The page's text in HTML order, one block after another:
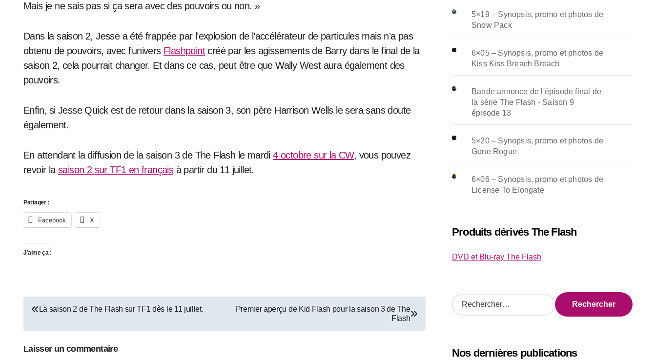
Mais je ne sais pas si ça sera avec des pouvoirs ou non. »
Dans la saison 2, Jesse a été frappée par l’explosion de l’accélérateur de particules mais n’a pas
obtenu de pouvoirs, avec l’univers Flashpointcréé par les agissements de Barry dans le final de la
saison 2, cela pourrait changer. Et dans ce cas, peut être que Wally West aura également des
pouvoirs.
Enfin, si Jesse Quick est de retour dans la saison 3, son père Harrison Wells le sera sans doute
également.
En attendant la diffusion de la saison 3 de The Flash le mardi4 octobre sur la CW, vous pouvez
revoir lasaison 2 sur TF1 en françaisà partir du 11 juillet.
Partager :
Facebook X
J’aime ça :
Navigation
de
l’article
La saison 2 de The Flash sur TF1 dès le 11 juillet.
Premier aperçu de Kid Flash pour la saison 3 de The
Flash
Laisser un commentaire
5×19 – Synopsis, promo et photos de
Snow Pack
6×05 – Synopsis, promo et photos de
Kiss Kiss Breach Breach
Bande annonce de l'épisode final de
la série The Flash - Saison 9
épisode 13
5×20 – Synopsis, promo et photos de
Gone Rogue
6×06 – Synopsis, promo et photos de
License To Elongate
Produits dérivés The Flash
DVD et Blu-ray The Flash
R
e
rNos dernières publications